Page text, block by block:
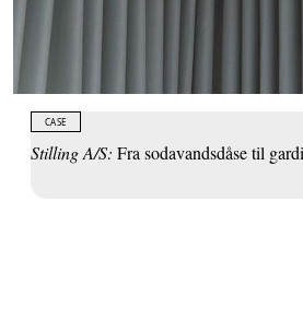
CASE
Stilling A/S: Fra sodavandsdåse til